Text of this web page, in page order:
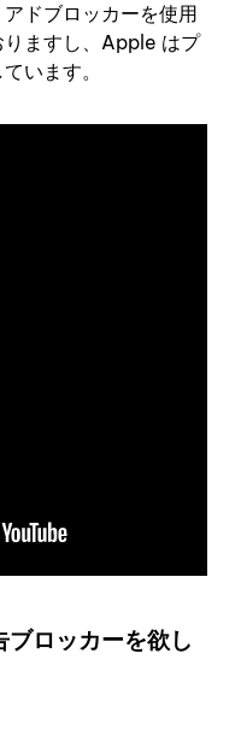
ドブロッカーを使用
りますし、Apple はプ
います。
ロッカーを欲し